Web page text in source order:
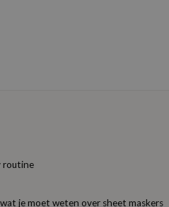
routine
je moet weten over sheet maskers